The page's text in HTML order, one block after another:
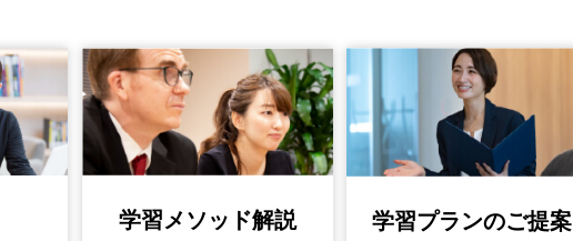
学習メソッド解説 学習プランのご提案